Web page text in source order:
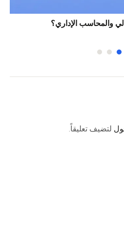
والمحاسب الإداري؟
لتضيف تعليقاً.